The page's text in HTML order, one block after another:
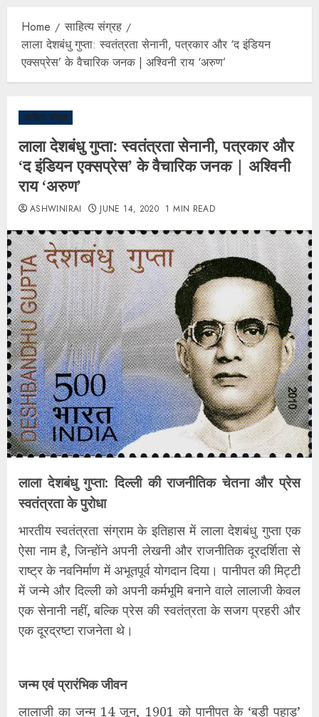
Home
साहित्य संग्रह
लाला देशबंधु गुप्ता: स्वतंत्रता सेनानी, पत्रकार और ‘द इंडियन
एक्सप्रेस’ के वैचारिक जनक | अश्विनी राय ‘अरुण’
साहित्य संग्रह
लाला देशबंधु गुप्ता: स्वतंत्रता सेनानी, पत्रकार और
‘द इंडियन एक्सप्रेस’ के वैचारिक जनक | अश्विनी
राय ‘अरुण’
ASHWINIRAI JUNE 14, 2020 1 MIN READ
लाला देशबंधु गुप्ता: दिल्ली की राजनीतिक चेतना और प्रेस
स्वतंत्रता के पुरोधा
​भारतीय स्वतंत्रता संग्राम के इतिहास में लाला देशबंधु गुप्ता एक
ऐसा नाम है, जिन्होंने अपनी लेखनी और राजनीतिक दूरदर्शिता से
राष्ट्र के नवनिर्माण में अभूतपूर्व योगदान दिया। पानीपत की मिट्टी
में जन्मे और दिल्ली को अपनी कर्मभूमि बनाने वाले लालाजी केवल
एक सेनानी नहीं, बल्कि प्रेस की स्वतंत्रता के सजग प्रहरी और
एक दूरद्रष्टा राजनेता थे।
​जन्म एवं प्रारंभिक जीवन
​लालाजी का जन्म 14 जून, 1901 को पानीपत के ‘बड़ी पहाड़’